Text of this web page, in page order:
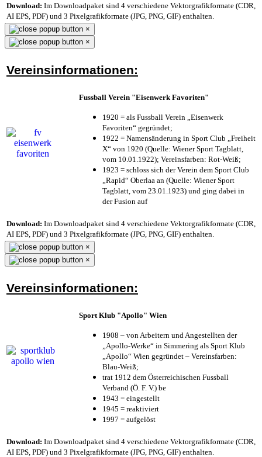
Download: Im Downloadpaket sind 4 verschiedene Vektorgrafikformate (CDR,
AI EPS, PDF) und 3 Pixelgrafikformate (JPG, PNG, GIF) enthalten.
×
×
Vereinsinformationen:
Fussball Verein "Eisenwerk Favoriten"
1920 = als Fussball Verein „Eisenwerk
Favoriten“ gegründet;
1922 = Namensänderung in Sport Club „Freiheit
X“ von 1920 (Quelle: Wiener Sport Tagblatt,
vom 10.01.1922); Vereinsfarben: Rot-Weiß;
1923 = schloss sich der Verein dem Sport Club
„Rapid“ Oberlaa an (Quelle: Wiener Sport
Tagblatt, vom 23.01.1923) und ging dabei in
der Fusion auf
Download: Im Downloadpaket sind 4 verschiedene Vektorgrafikformate (CDR,
AI EPS, PDF) und 3 Pixelgrafikformate (JPG, PNG, GIF) enthalten.
×
×
Vereinsinformationen:
Sport Klub "Apollo" Wien
1908 – von Arbeitern und Angestellten der
„Apollo-Werke“ in Simmering als Sport Klub
„Apollo“ Wien gegründet – Vereinsfarben:
Blau-Weiß;
trat 1912 dem Österreichischen Fussball
Verband (Ö. F. V.) be
1943 = eingestellt
1945 = reaktiviert
1997 = aufgelöst
Download: Im Downloadpaket sind 4 verschiedene Vektorgrafikformate (CDR,
AI EPS, PDF) und 3 Pixelgrafikformate (JPG, PNG, GIF) enthalten.